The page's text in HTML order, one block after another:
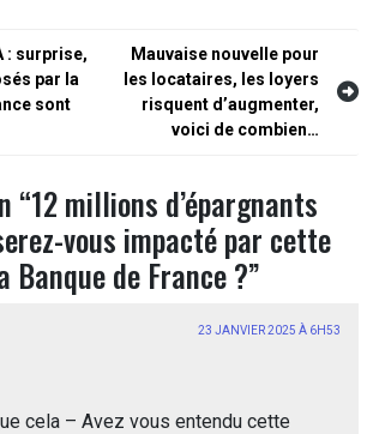
: surprise,
par la
sont
Mauvaise nouvelle pour
les locataires, les loyers
risquent d’augmenter,
voici de combien…
“12 millions d’épargnants
vous impacté par cette
Banque de France ?”
23 JANVIER 2025 À 6H53
cela – Avez vous entendu cette